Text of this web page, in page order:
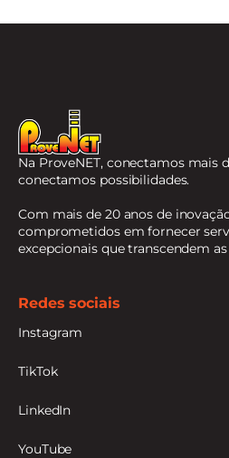
Na ProveNET, conectamos mais
conectamos possibilidades.
Com mais de 20 anos de
comprometidos em fornecer
excepcionais que transcendem
Redes sociais
Instagram
TikTok
LinkedIn
YouTube